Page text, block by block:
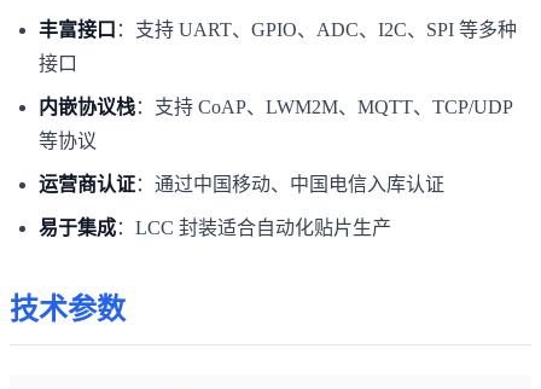
丰富接口 ：支持 UART、GPIO、ADC、I2C、SPI 等多种
接口
内嵌协议栈：支持 CoAP、LWM2M、MQTT、TCP/UDP
等协议
运营商认证：通过中国移动、中国电信入库认证
易于集成：LCC 封装适合自动化贴片生产
技术参数